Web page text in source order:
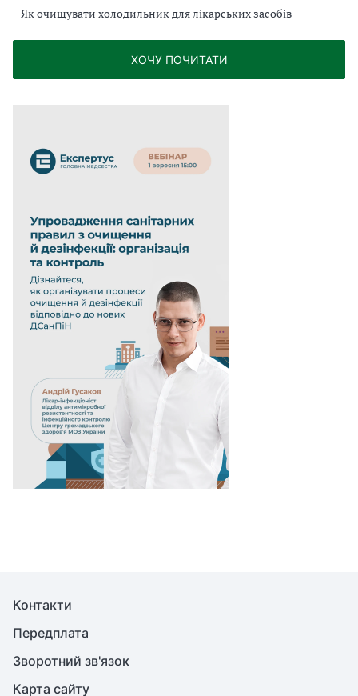
Як очищувати холодильник для лікарських засобів
ХОЧУ ПОЧИТАТИ
Контакти
Передплата
Зворотний зв'язок
Карта сайту